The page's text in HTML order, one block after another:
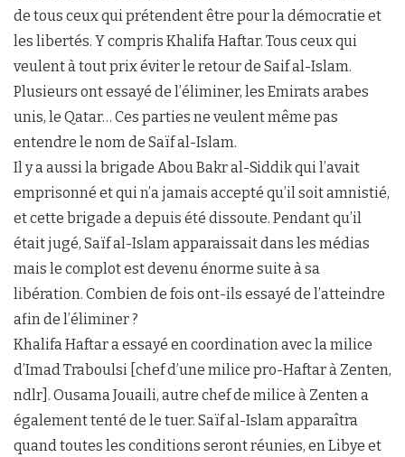
de tous ceux qui prétendent être pour la démocratie et
les libertés. Y compris Khalifa Haftar. Tous ceux qui
veulent à tout prix éviter le retour de Saif al-Islam.
Plusieurs ont essayé de l’éliminer, les Emirats arabes
unis, le Qatar… Ces parties ne veulent même pas
entendre le nom de Saïf al-Islam.
Il y a aussi la brigade Abou Bakr al-Siddik qui l’avait
emprisonné et qui n’a jamais accepté qu’il soit amnistié,
et cette brigade a depuis été dissoute. Pendant qu’il
était jugé, Saïf al-Islam apparaissait dans les médias
mais le complot est devenu énorme suite à sa
libération. Combien de fois ont-ils essayé de l’atteindre
afin de l’éliminer ?
Khalifa Haftar a essayé en coordination avec la milice
d’Imad Traboulsi [chef d’une milice pro-Haftar à Zenten,
ndlr]. Ousama Jouaili, autre chef de milice à Zenten a
également tenté de le tuer. Saïf al-Islam apparaîtra
quand toutes les conditions seront réunies, en Libye et